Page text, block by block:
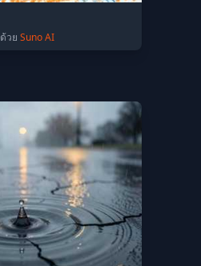
สร้างโดย مراد الوجيه ด้วย Suno AI